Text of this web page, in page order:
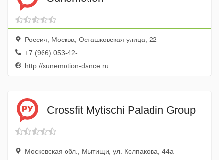
Россия, Москва, Осташковская улица, 22
+7 (966) 053-42-...
http://sunemotion-dance.ru
Crossfit Mytischi Paladin Group
Московская обл., Мытищи, ул. Колпакова, 44а